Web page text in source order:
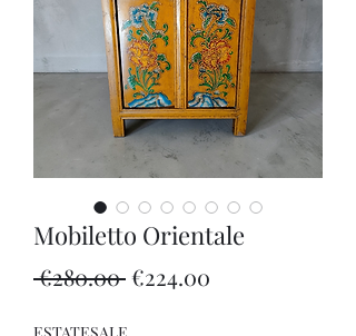
Mobiletto Orientale
€280.00 Regular
€224.00